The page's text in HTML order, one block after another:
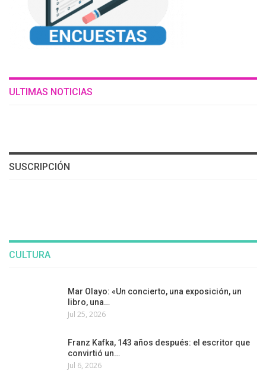
ULTIMAS NOTICIAS
SUSCRIPCIÓN
CULTURA
Mar Olayo: «Un concierto, una exposición, un
libro, una…
Jul 25, 2026
Franz Kafka, 143 años después: el escritor que
convirtió un…
Jul 6, 2026